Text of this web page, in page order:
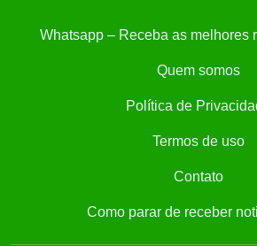
Whatsapp – Receba as melhores
Quem somos
Política de
Termos de uso
Contato
Como parar de receber